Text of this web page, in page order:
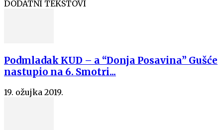
DODATNI TEKSTOVI
Podmladak KUD – a “Donja Posavina” Gušće
nastupio na 6. Smotri...
19. ožujka 2019.